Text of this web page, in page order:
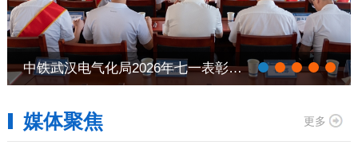
中铁武汉电气化局2026年七一表彰大会
更多
媒体聚焦